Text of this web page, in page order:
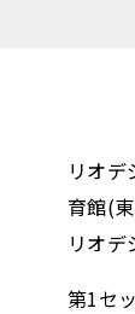
リオ
育館(
リオ
第1セ